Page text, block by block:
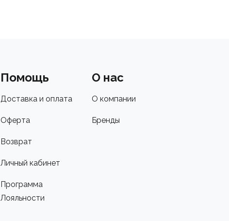
Помощь
Доставка и оплата
Оферта
Возврат
Личный кабинет
Программа
Лояльности
О нас
О компании
Бренды